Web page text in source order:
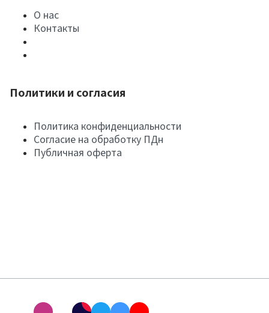
О нас
Контакты
Политики и согласия
Политика конфиденциальности
Согласие на обработку ПДн
Публичная оферта